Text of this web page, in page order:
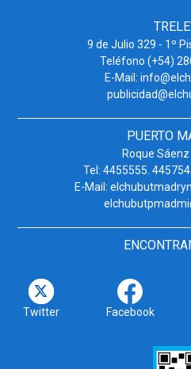
9 de Julio 329 - 1º
Teléfono (+54)
E-Mail:
PUERTO
Roque
Tel: 4455555.
E-Mail:
Twitter Facebook